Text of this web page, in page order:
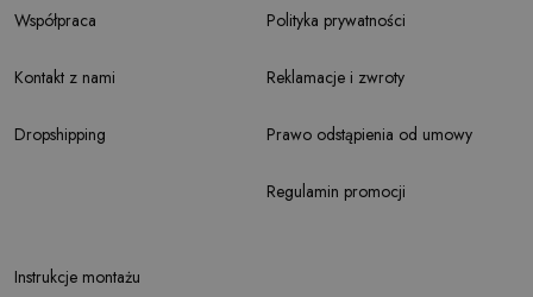
Współpraca
Kontakt z nami
Dropshipping
Instrukcje montażu
Polityka prywatności
Reklamacje i zwroty
Prawo odstąpienia od umowy
Regulamin promocji